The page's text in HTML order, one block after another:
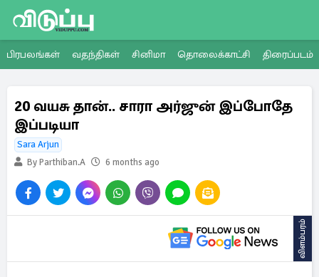
பிரபலங்கள் வதந்திகள் சினிமா தொலைக்காட்சி திரைப்படம்
20 வயசு தான்.. சாரா அர்ஜுன் இப்போதே
இப்படியா
Sara Arjun
By Parthiban.A
6 months ago
விளம்பரம்